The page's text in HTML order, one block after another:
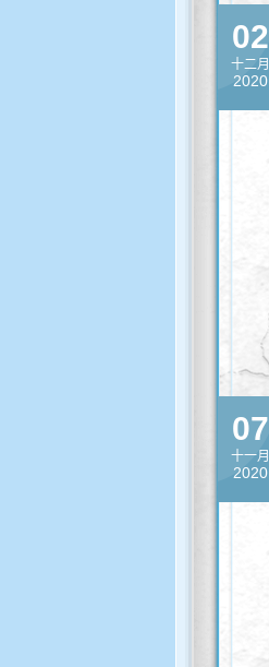
02
十二月
2020
07
十一月
2020